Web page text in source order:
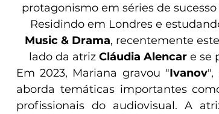
protagonismo em séries de
Residindo em Londres e
Music & Drama, recentemente
lado da atriz Cláudia Alencar e se
Em 2023, Mariana gravou "Ivanov",
aborda temáticas importantes
profissionais do audiovisual. A